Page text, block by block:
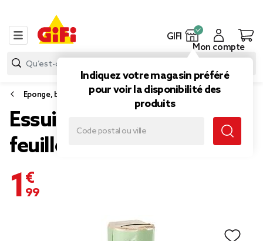
GIFI
Indiquez votre magasin préféré
pour voir la disponibilité des
produits
Mon compte
Eponge, brosse et chiffon
Essuie tout lavable 10
feuilles
1,99 €